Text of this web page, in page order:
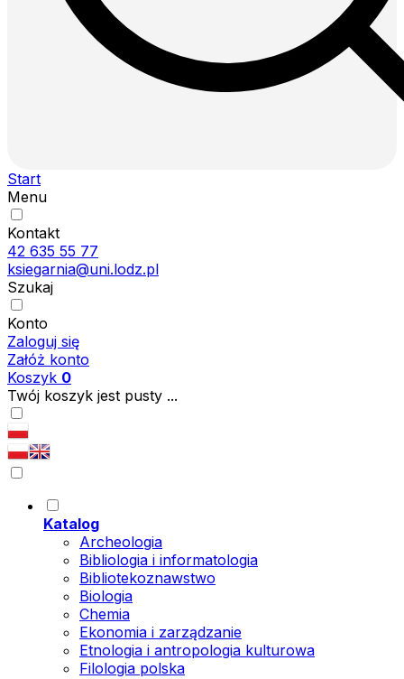
Start
Menu
Kontakt
42 635 55 77
ksiegarnia@uni.lodz.pl
Szukaj
Konto
Zaloguj się
Załóż konto
Koszyk 0
Twój koszyk jest pusty ...
Katalog
Archeologia
Bibliologia i informatologia
Bibliotekoznawstwo
Biologia
Chemia
Ekonomia i zarządzanie
Etnologia i antropologia kulturowa
Filologia polska